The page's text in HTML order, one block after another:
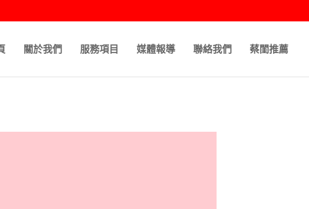
關於我們 服務項目 媒體報導 聯絡我們 蔡閨推薦